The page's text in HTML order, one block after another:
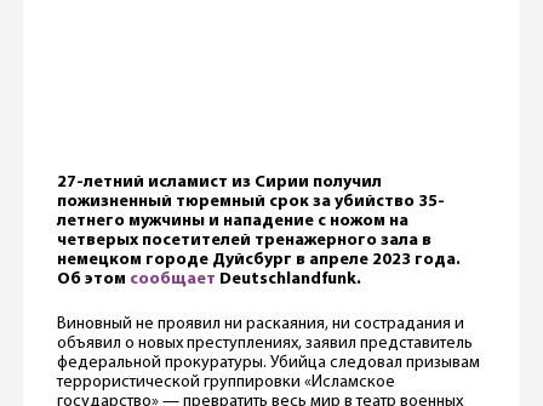
27-летний исламист из Сирии получил
пожизненный тюремный срок за убийство 35-
летнего мужчины и нападение с ножом на
четверых посетителей тренажерного зала в
немецком городе Дуйсбург в апреле 2023 года.
Об этом сообщает Deutschlandfunk.
Виновный не проявил ни раскаяния, ни сострадания и
объявил о новых преступлениях, заявил представитель
федеральной прокуратуры. Убийца следовал призывам
террористической группировки «Исламское
государство» — превратить весь мир в театр военных